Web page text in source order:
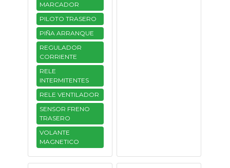
MARCADOR
PILOTO TRASERO
PIÑA ARRANQUE
REGULADOR
CORRIENTE
RELE
INTERMITENTES
RELE VENTILADOR
SENSOR FRENO
TRASERO
VOLANTE
MAGNETICO